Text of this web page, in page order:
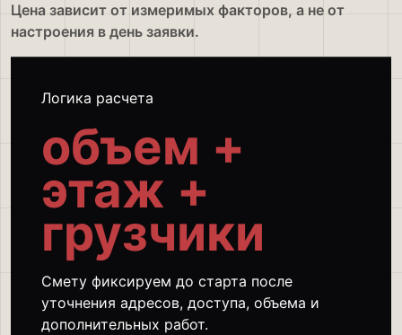
Цена зависит от измеримых факторов, а не от
настроения в день заявки.
Логика расчета
объем +
этаж +
грузчики
Смету фиксируем до старта после
уточнения адресов, доступа, объема и
дополнительных работ.